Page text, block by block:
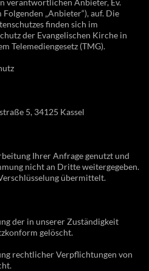
„Anbieter“), auf. Die
finden sich im
der Evangelischen Kirche in
Telemediengesetz (TMG).
5, 34125 Kassel
Ihrer Anfrage genutzt und
nicht an Dritte weitergegeben.
übermittelt.
der in unserer Zuständigkeit
gelöscht.
rechtlicher Verpflichtungen von